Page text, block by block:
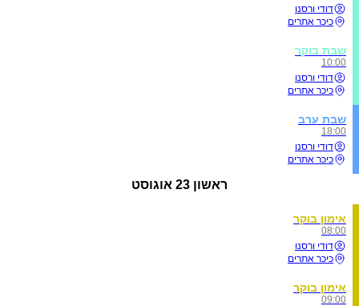
דודי ורסנו
כיכר אתרים
שבת בוקר
10:00
דודי ורסנו
כיכר אתרים
שבת ערב
18:00
דודי ורסנו
כיכר אתרים
ראשון 23 אוגוסט
אימון בוקר
08:00
דודי ורסנו
כיכר אתרים
אימון בוקר
09:00